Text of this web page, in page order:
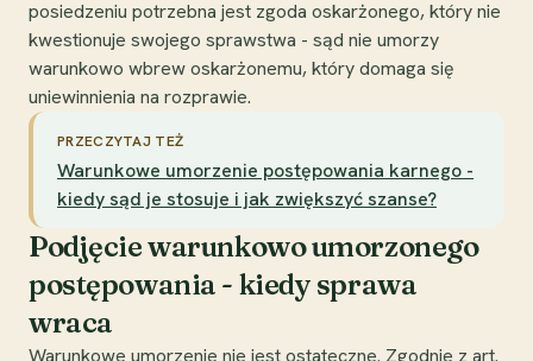
posiedzeniu potrzebna jest zgoda oskarżonego, który nie
kwestionuje swojego sprawstwa - sąd nie umorzy
warunkowo wbrew oskarżonemu, który domaga się
uniewinnienia na rozprawie.
PRZECZYTAJ TEŻ
Warunkowe umorzenie postępowania karnego -
kiedy sąd je stosuje i jak zwiększyć szanse?
Podjęcie warunkowo umorzonego
postępowania - kiedy sprawa
wraca
Warunkowe umorzenie nie jest ostateczne. Zgodnie z art.